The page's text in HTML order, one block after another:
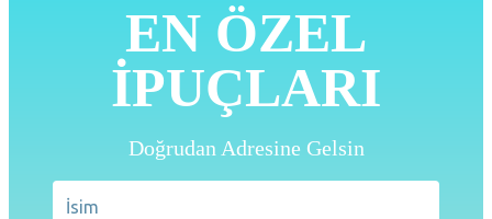
EN ÖZEL
İPUÇLARI
Doğrudan Adresine Gelsin